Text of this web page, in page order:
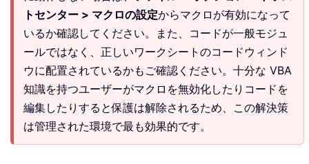
トセンター > マクロの設定からマクロが有効になって
いるか確認してください。また、コードが一般モジュ
ールではなく、正しいワークシートのコードウィンド
ウに配置されているかもご確認ください。十分な VBA
知識を持つユーザーがマクロを無効化したりコードを
編集したりすると保護は解除されるため、この解決策
は管理された環境で最も効果的です。